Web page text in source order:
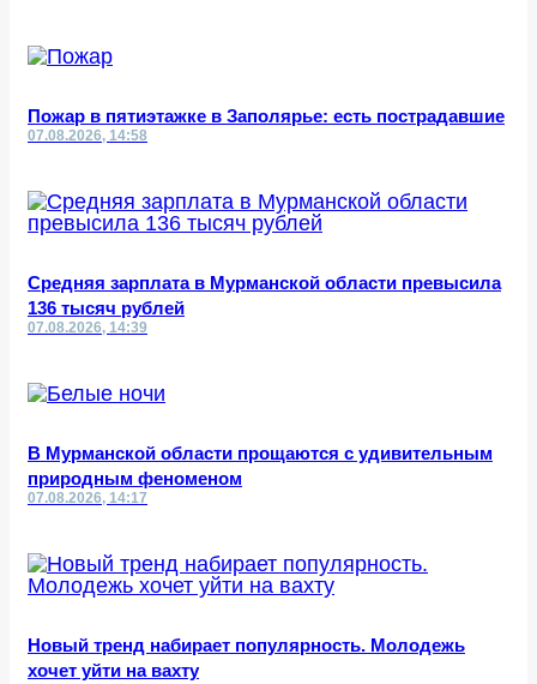
Пожар в пятиэтажке в Заполярье: есть пострадавшие
07.08.2026, 14:58
Средняя зарплата в Мурманской области превысила
136 тысяч рублей
07.08.2026, 14:39
В Мурманской области прощаются с удивительным
природным феноменом
07.08.2026, 14:17
Новый тренд набирает популярность. Молодежь
хочет уйти на вахту